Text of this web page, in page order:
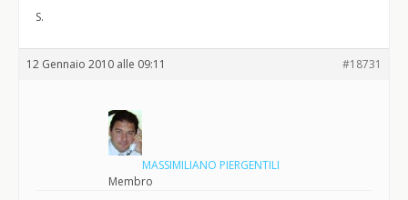
S.
12 Gennaio 2010 alle 09:11 #18731
MASSIMILIANO PIERGENTILI
Membro